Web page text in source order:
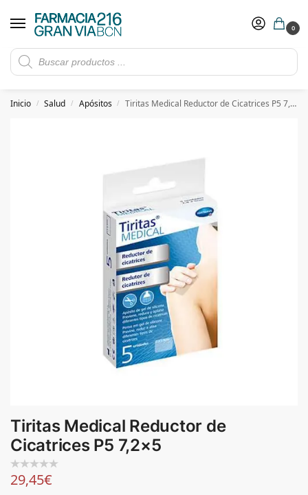
0
Rebajas de verano hasta -30%
​ 5€ de descuento con el cupón 5GRANVIA (compras superiores a 150€)
Inicio / Salud / Apósitos / Tiritas Medical Reductor de Cicatrices P5 7,2×5
Tiritas Medical Reductor de
Cicatrices P5 7,2×5
29,45€